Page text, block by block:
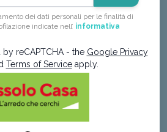
dei dati personali per le finalità di
indicate nell’ informativa
reCAPTCHA - the Google Privacy
Terms of Serviceapply.